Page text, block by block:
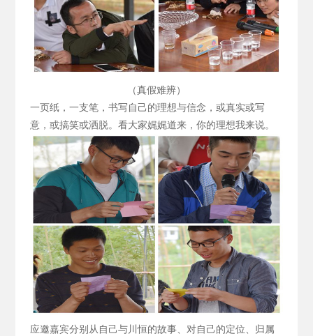
（真假难辨）
一页纸，一支笔，书写自己的理想与信念，或真实或写
意，或搞笑或洒脱。看大家娓娓道来，你的理想我来说。
应邀嘉宾分别从自己与川恒的故事、对自己的定位、归属